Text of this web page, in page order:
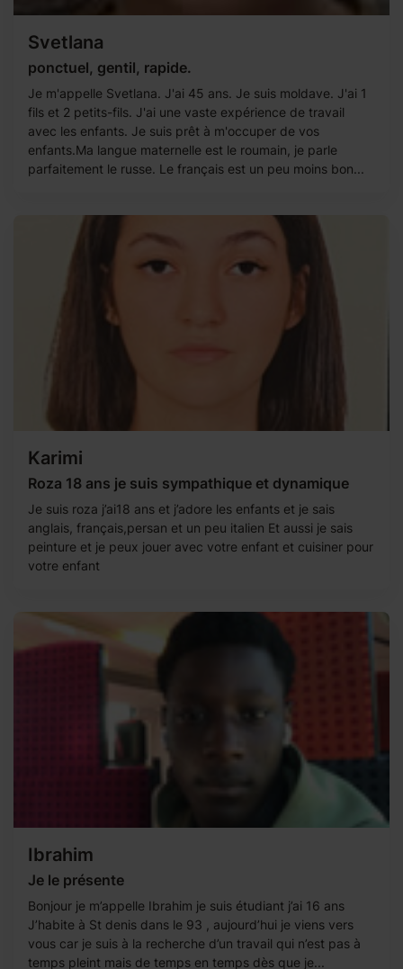
Svetlana
ponctuel, gentil, rapide.
Je m'appelle Svetlana. J'ai 45 ans. Je suis moldave. J'ai 1
fils et 2 petits-fils. J'ai une vaste expérience de travail
avec les enfants. Je suis prêt à m'occuper de vos
enfants.Ma langue maternelle est le roumain, je parle
parfaitement le russe. Le français est un peu moins bon...
Karimi
Roza 18 ans je suis sympathique et dynamique
Je suis roza j’ai18 ans et j’adore les enfants et je sais
anglais, français,persan et un peu italien Et aussi je sais
peinture et je peux jouer avec votre enfant et cuisiner pour
votre enfant
Ibrahim
Je le présente
Bonjour je m’appelle Ibrahim je suis étudiant j’ai 16 ans
J’habite à St denis dans le 93 , aujourd’hui je viens vers
vous car je suis à la recherche d’un travail qui n’est pas à
temps pleint mais de temps en temps dès que je...